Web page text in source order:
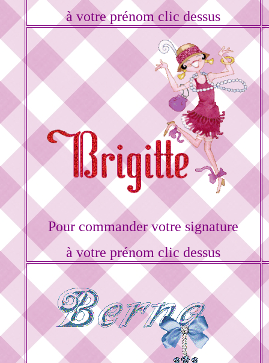
à votre prénom clic dessus
Pour commander votre signature
à votre prénom clic dessus